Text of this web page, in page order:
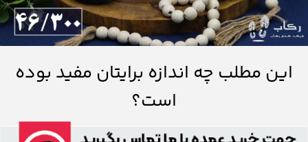
این مطلب چه اندازه برایتان مفید بوده
است؟